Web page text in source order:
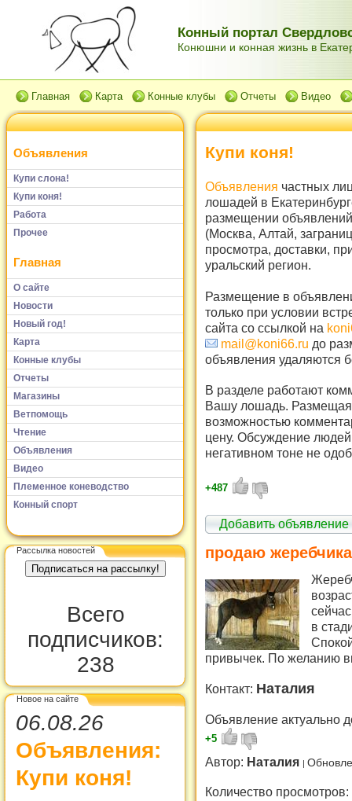
Конный портал
Конюшни и конная жизнь в
Главная Карта Конные клубы Отчеты Видео
Объявления
Купи слона!
Купи коня!
Работа
Прочее
Главная
О сайте
Новости
Новый год!
Карта
Конные клубы
Отчеты
Магазины
Ветпомощь
Чтение
Объявления
Видео
Племенное коневодство
Конный спорт
Рассылка новостей
Всего
подписчиков:
238
Новое на сайте
06.08.26
Объявления:
Купи коня!
Купи коня!
Объявления частных
лошадей в
размещении
(Москва, Алтай,
просмотра, доставки,
уральский регион.
Размещение в
только при условии
сайта со ссылкой на
mail@koni66.ru до
объявления удаляются
В разделе работают
Вашу лошадь. Размещая
возможностью
цену. Обсуждение
негативном тоне не
+487
Добавить объявление
продаю
в
привычек. По желанию
Контакт: Наталия
Объявление актуально
+5
Автор: Наталия
Количество просмотров: